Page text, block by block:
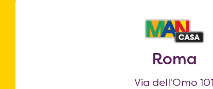
Roma
Via dell'Omo 101